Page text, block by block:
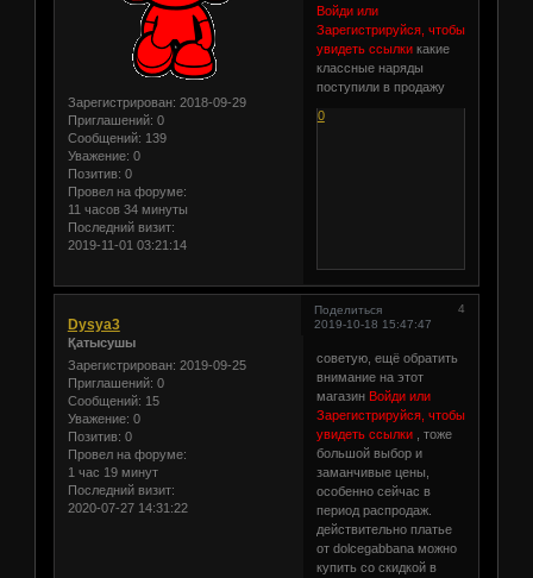
Зарегистрирован: 2018-09-29
Приглашений: 0
Сообщений: 139
Уважение: 0
Позитив: 0
Провел на форуме:
11 часов 34 минуты
Последний визит:
2019-11-01 03:21:14
Войди или
Зарегистрируйся, чтобы
увидеть ссылкикакие
классные наряды
поступили в продажу
0
Поделиться
4
2019-10-18 15:47:47
Dysya3
Қатысушы
Зарегистрирован: 2019-09-25
Приглашений: 0
Сообщений: 15
Уважение: 0
Позитив: 0
Провел на форуме:
1 час 19 минут
Последний визит:
2020-07-27 14:31:22
советую, ещё обратить
внимание на этот
магазин Войди или
Зарегистрируйся, чтобы
увидеть ссылки, тоже
большой выбор и
заманчивые цены,
особенно сейчас в
период распродаж.
действительно платье
от dolcegabbana можно
купить со скидкой в